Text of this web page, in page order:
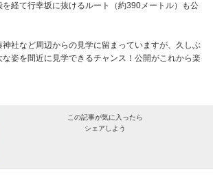
経て行幸坂に抜けるルート（約390メートル）も公
社など周辺からの見学に留まっていますが、久しぶ
姿を間近に見学できるチャンス！公開がこれから楽
この記事が気に入ったら
シェアしよう